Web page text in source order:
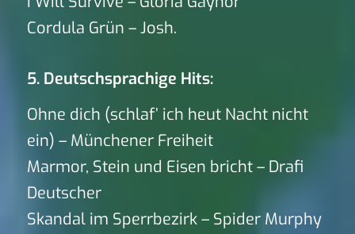
Cordula Grün – Josh.
5. Deutschsprachige Hits:
Ohne dich (schlaf’ ich heut Nacht nicht
ein) – Münchener Freiheit
Marmor, Stein und Eisen bricht – Drafi
Deutscher
Skandal im Sperrbezirk – Spider Murphy